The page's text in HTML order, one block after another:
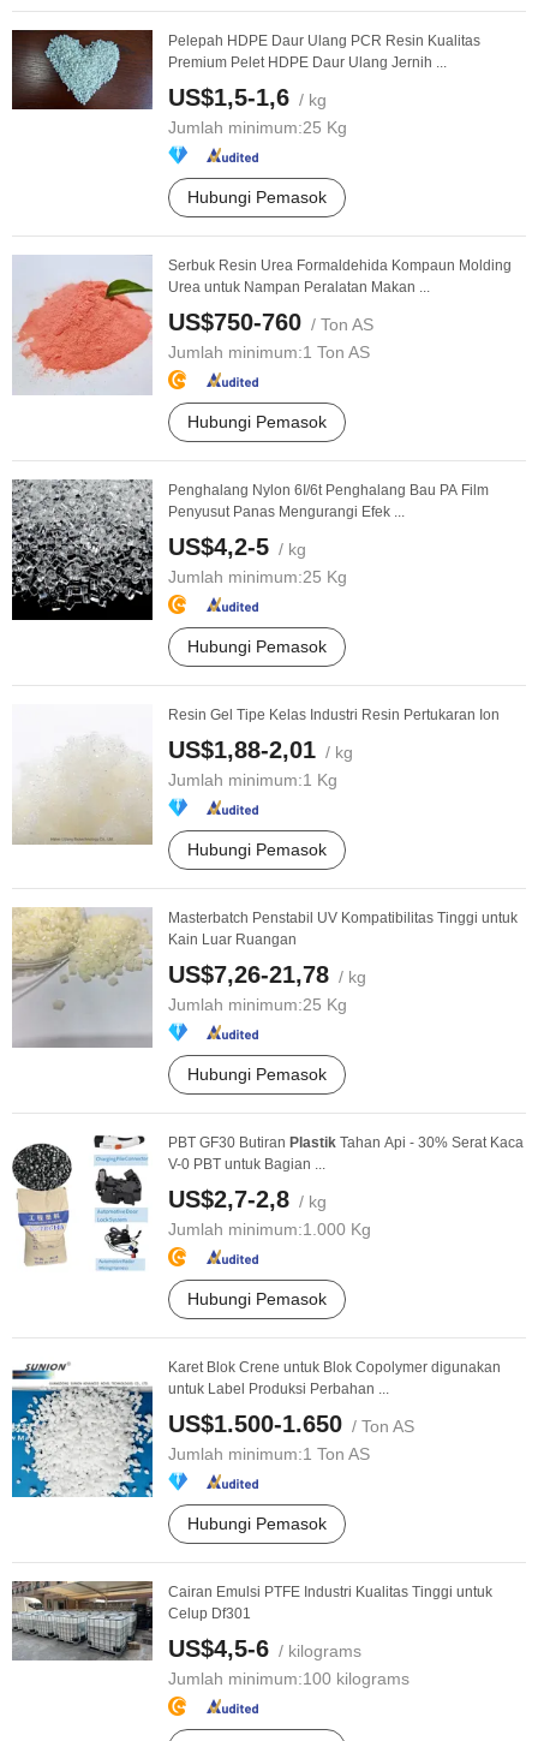
Pelepah HDPE Daur Ulang PCR Resin Kualitas
Premium Pelet HDPE Daur Ulang Jernih ...
US$1,5-1,6 / kg
Jumlah minimum:25 Kg
Hubungi Pemasok
Serbuk Resin Urea Formaldehida Kompaun Molding
Urea untuk Nampan Peralatan Makan ...
US$750-760 / Ton AS
Jumlah minimum:1 Ton AS
Hubungi Pemasok
Penghalang Nylon 6I/6t Penghalang Bau PA Film
Penyusut Panas Mengurangi Efek ...
US$4,2-5 / kg
Jumlah minimum:25 Kg
Hubungi Pemasok
Resin Gel Tipe Kelas Industri Resin Pertukaran Ion
US$1,88-2,01 / kg
Jumlah minimum:1 Kg
Hubungi Pemasok
Masterbatch Penstabil UV Kompatibilitas Tinggi untuk
Kain Luar Ruangan
US$7,26-21,78 / kg
Jumlah minimum:25 Kg
Hubungi Pemasok
PBT GF30 Butiran Plastik Tahan Api - 30% Serat Kaca
V-0 PBT untuk Bagian ...
US$2,7-2,8 / kg
Jumlah minimum:1.000 Kg
Hubungi Pemasok
Karet Blok Crene untuk Blok Copolymer digunakan
untuk Label Produksi Perbahan ...
US$1.500-1.650 / Ton AS
Jumlah minimum:1 Ton AS
Hubungi Pemasok
Cairan Emulsi PTFE Industri Kualitas Tinggi untuk
Celup Df301
US$4,5-6 / kilograms
Jumlah minimum:100 kilograms